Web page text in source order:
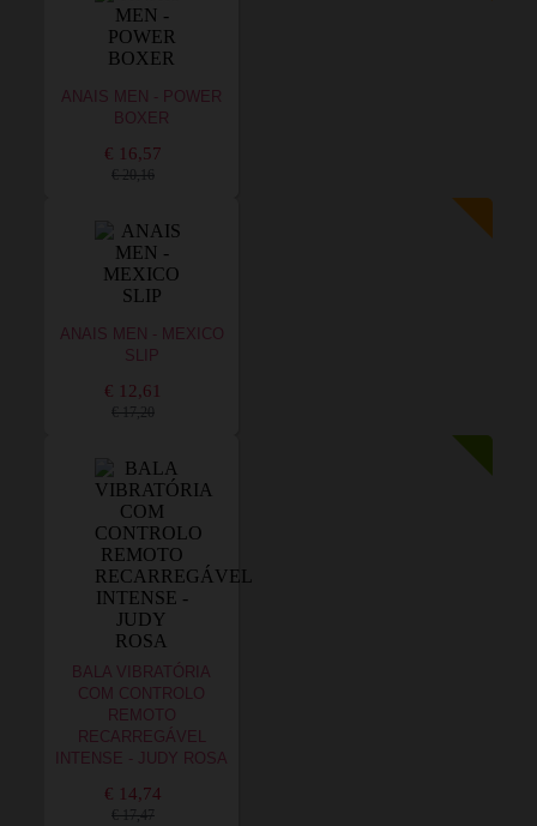
ANAIS MEN - POWER
BOXER
€ 16,57
€ 20,16
ANAIS MEN - MEXICO
SLIP
€ 12,61
€ 17,20
BALA VIBRATÓRIA
COM CONTROLO
REMOTO
RECARREGÁVEL
INTENSE - JUDY ROSA
€ 14,74
€ 17,47